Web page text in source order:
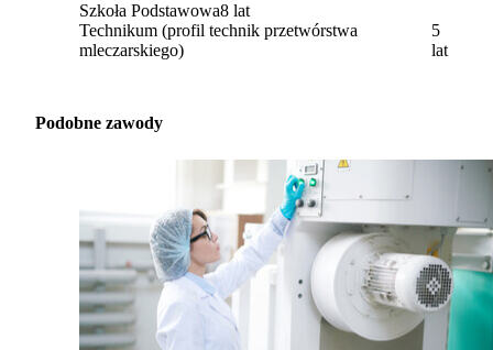
Szkoła Podstawowa8 lat
Technikum (profil technik przetwórstwa
mleczarskiego)
5
lat
Podobne zawody